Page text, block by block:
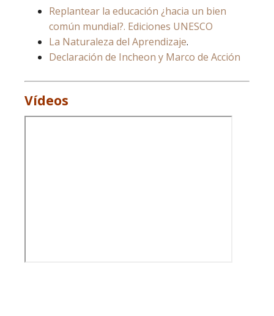
Replantear la educación ¿hacia un bien
común mundial?. Ediciones UNESCO
La Naturaleza del Aprendizaje.
Declaración de Incheon y Marco de Acción
Vídeos